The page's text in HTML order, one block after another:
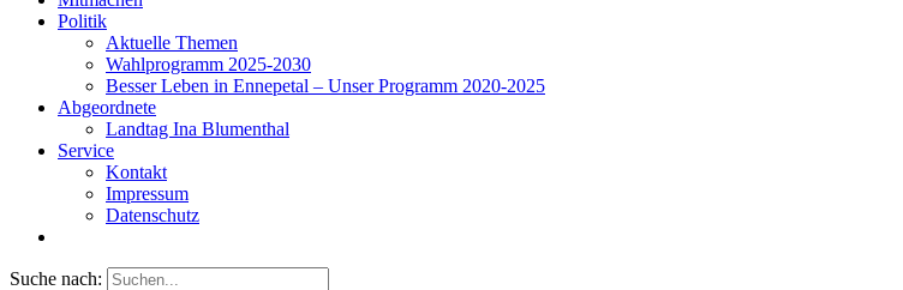
Politik
Aktuelle Themen
Wahlprogramm 2025-2030
Besser Leben in Ennepetal – Unser Programm 2020-2025
Abgeordnete
Landtag Ina Blumenthal
Service
Kontakt
Impressum
Datenschutz
Suche nach: